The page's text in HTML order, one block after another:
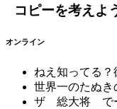
コピーを考えよ
オンライン
ねえ知ってる
世界一のたぬき
ザ 総大将 で